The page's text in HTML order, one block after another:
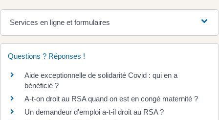
Services en ligne et formulaires
Questions ? Réponses !
Aide exceptionnelle de solidarité Covid : qui en a
bénéficié ?
A-t-on droit au RSA quand on est en congé maternité ?
Un demandeur d'emploi a-t-il droit au RSA ?